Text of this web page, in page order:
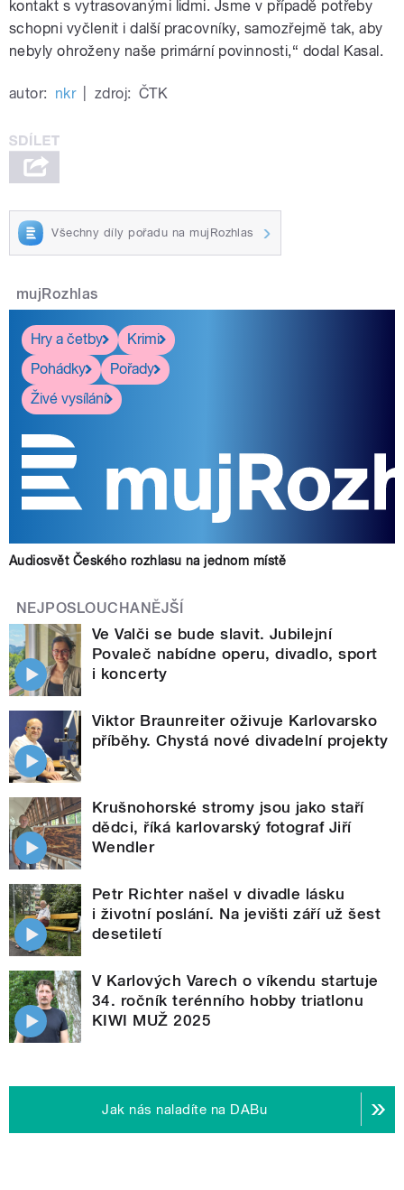
kontakt s vytrasovanými lidmi. Jsme v případě potřeby
schopni vyčlenit i další pracovníky, samozřejmě tak, aby
nebyly ohroženy naše primární povinnosti,“ dodal Kasal.
autor: nkr zdroj: ČTK
Všechny díly pořadu na mujRozhlas
mujRozhlas
Hry a četby
Krimi
Pohádky
Pořady
Živé vysílání
Audiosvět Českého rozhlasu na jednom místě
NEJPOSLOUCHANĚJŠÍ
Ve Valči se bude slavit. Jubilejní
Povaleč nabídne operu, divadlo, sport
i koncerty
Viktor Braunreiter oživuje Karlovarsko
příběhy. Chystá nové divadelní projekty
Krušnohorské stromy jsou jako staří
dědci, říká karlovarský fotograf Jiří
Wendler
Petr Richter našel v divadle lásku
i životní poslání. Na jevišti září už šest
desetiletí
V Karlových Varech o víkendu startuje
34. ročník terénního hobby triatlonu
KIWI MUŽ 2025
Jak nás naladíte na DABu